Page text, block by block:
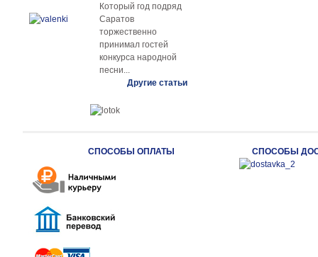
Который год подряд
Саратов
торжественно
принимал гостей
конкурса народной
песни...
Другие статьи
СПОСОБЫ ОПЛАТЫ СПОСОБЫ